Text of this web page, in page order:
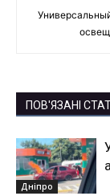
ПОВ'ЯЗАНІ
Дніпро